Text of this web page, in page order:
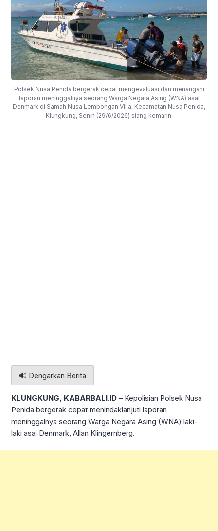
Polsek Nusa Penida bergerak cepat mengevaluasi dan menangani
laporan meninggalnya seorang Warga Negara Asing (WNA) asal
Denmark di Samah Nusa Lembongan Villa, Kecamatan Nusa Penida,
Klungkung, Senin (29/6/2026) siang kemarin.
🔊 Dengarkan Berita
KLUNGKUNG, KABARBALI.ID – Kepolisian Polsek Nusa
Penida bergerak cepat menindaklanjuti laporan
meninggalnya seorang Warga Negara Asing (WNA) laki-
laki asal Denmark, Allan Klingernberg.